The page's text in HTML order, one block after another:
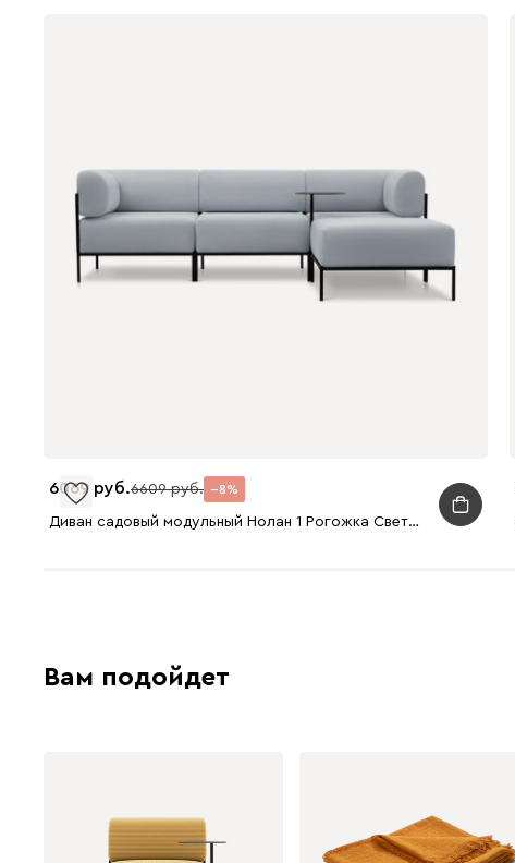
6069 6609 8
Диван садовый модульный Нолан 1 Рогожка Светло-Серый/Черный
Вам подойдет